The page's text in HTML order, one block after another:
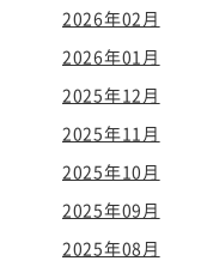
2026年02月
2026年01月
2025年12月
2025年11月
2025年10月
2025年09月
2025年08月